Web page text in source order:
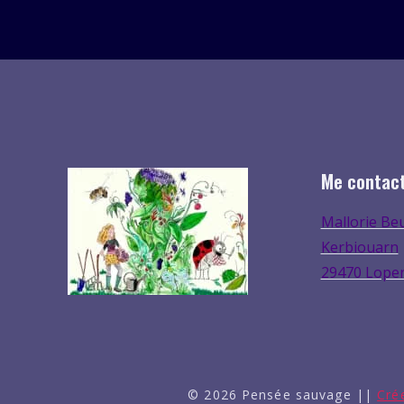
Me
Mallorie
Kerbiouarn
29470
© 2026 Pensée sauvage ||